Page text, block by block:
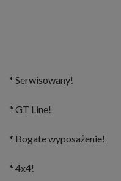
* Serwisowany!
* GT Line!
* Bogate wyposażenie!
* 4x4!